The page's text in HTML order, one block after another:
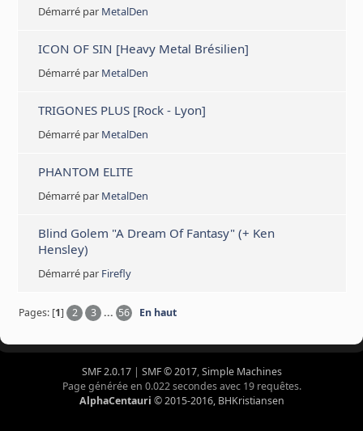
Démarré par MetalDen
ICON OF SIN [Heavy Metal Brésilien]
Démarré par MetalDen
TRIGONES PLUS [Rock - Lyon]
Démarré par MetalDen
PHANTOM ELITE
Démarré par MetalDen
Blind Golem "A Dream Of Fantasy" (+ Ken
Hensley)
Démarré par Firefly
Pages: [1] 2 3 ... 56 En haut
SMF 2.0.17| SMF © 2017,Simple Machines
Page générée en 0.022 secondes avec 19 requêtes.
AlphaCentauri © 2015-2016, BHKristiansen